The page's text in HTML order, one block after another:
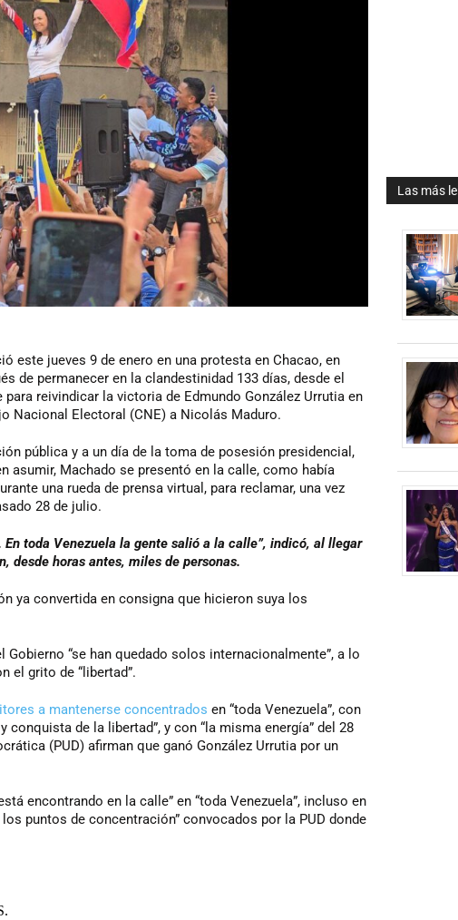
este jueves 9 de enero en una protesta en Chacao, en
de permanecer en la clandestinidad 133 días, desde el
reivindicar la victoria de Edmundo González Urrutia en
Nacional Electoral (CNE) a Nicolás Maduro.
pública y a un día de la toma de posesión presidencial,
asumir, Machado se presentó en la calle, como había
una rueda de prensa virtual, para reclamar, una vez
28 de julio.
toda Venezuela la gente salió a la calle”, indicó, al llegar
desde horas antes, miles de personas.
ya convertida en consigna que hicieron suya los
“se han quedado solos internacionalmente”, a lo
el grito de “libertad”.
a mantenerse concentrados en “toda Venezuela”, con
conquista de la libertad”, y con “la misma energía” del 28
(PUD) afirman que ganó González Urrutia por un
encontrando en la calle” en “toda Venezuela”, incluso en
puntos de concentración” convocados por la PUD donde
Las más